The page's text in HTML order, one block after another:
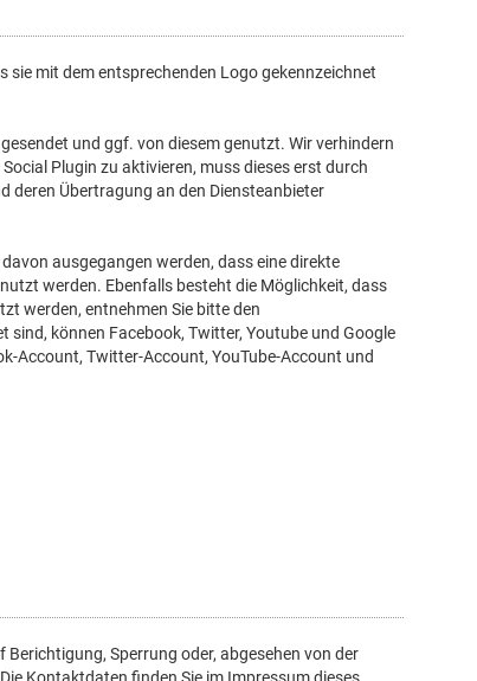
sie mit dem entsprechenden Logo gekennzeichnet
und ggf. von diesem genutzt. Wir verhindern
Plugin zu aktivieren, muss dieses erst durch
deren Übertragung an den Diensteanbieter
ausgegangen werden, dass eine direkte
werden. Ebenfalls besteht die Möglichkeit, dass
werden, entnehmen Sie bitte den
sind, können Facebook, Twitter, Youtube und Google
Account, Twitter-Account, YouTube-Account und
Sperrung oder, abgesehen von der